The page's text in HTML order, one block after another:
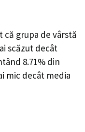
că grupa de vârstă
scăzut decât
8.71% din
mic decât media